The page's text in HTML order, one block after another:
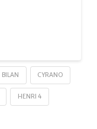
BILAN CYRANO
HENRI 4